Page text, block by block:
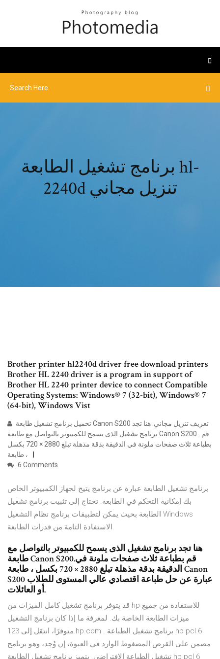
برنامج تشغيل الطابعة hl-
2240d تنزيل مجاني
Brother printer hl2240d driver free download printers
Brother HL 2240 driver is a program in support of
Brother HL 2240 printer device to connect Compatible
Operating Systems: Windows® 7 (32-bit), Windows® 7
(64-bit), Windows Vist
برنامج تشغيل الذى يسمح للكمبيوتر بالتواصل مع طابعة Canon S200 . قم
بطباعة ثلاث صفحات ملونة في الدقيقة بدقة مذهلة تبلغ 2880 × 720 بكسل
، طابعة
6 Comments
برنامج تشغيل الطابعة عبارة عن برنامج يتيح لجهاز الكمبيوتر الخاص
بك إمكانية التحكم في الطابعة. تحتاج إلى تثبيت برنامج تشغيل
الطابعة بحيث يمكن لتطبيقات برنامج نظام التشغيل Windows
الاستفادة التامة من قدرات الطابعة.
هنا تجد برنامج تشغيل الذى يسمح للكمبيوتر بالتواصل مع
طابعة Canon S200.قم بطباعة ثلاث صفحات ملونة في
الدقيقة بدقة مذهلة تبلغ 2880 × 720 بكسل ، طابعة Canon
S200 عبارة عن حل طباعة اقتصادي عالي المستوى للطلاب
أو العائلات.
قد يتوفر برنامج تشغيل كامل الميزات من hp للاستفادة من جميع
ميزات الطابعة الخاصة بك. لمعرفة ما إذا كان برنامج التشغيل
متوفرًا، انتقل إلى 123.hp.com . برنامج تشغيل الطباعة hp pcl 6
مضمن على القرص المضغوط الوارد في العبوة، إن وُجد، وهو برنامج
تشغيل الطباعة الافتراضي. يتميز برنامج تشغيل الطابعة hp pcl 6